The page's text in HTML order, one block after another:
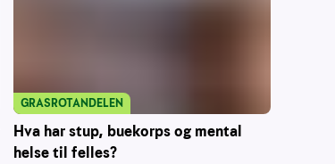
Hva har stup, buekorps og mental
helse til felles?
GRASROTANDELEN